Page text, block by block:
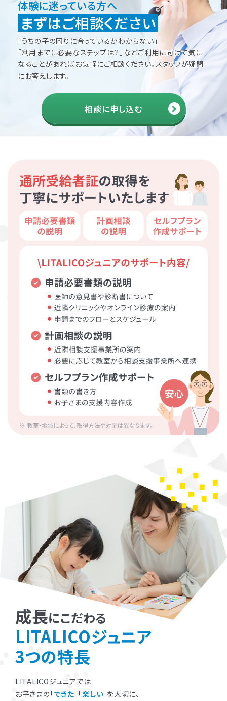
体験に迷っている方へ
まずはご相談ください
「うちの子の困りに合っているかわからない」
「利用までに必要なステップは？」などご利用に向けて気に
なることがあればお気軽にご相談ください。スタッフが疑問
にお答えします。
相談に申し込む
成長にこだわる
LITALICOジュニア
3つの特長
LITALICOジュニアでは
お子さまの「できた 」「楽しい」を大切に、